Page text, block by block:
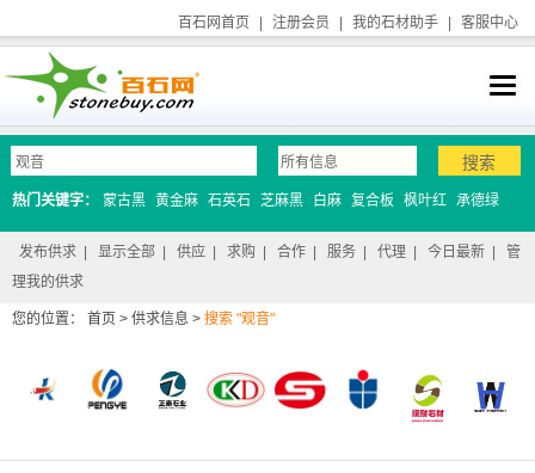
百石网首页 注册会员 我的石材助手 客服中心
热门关键字： 蒙古黑 黄金麻 石英石 芝麻黑 白麻 复合板 枫叶红 承德绿
发布供求 显示全部 供应 求购 合作 服务 代理 今日最新
管
理我的供求
您的位置： 首页 > 供求信息 > 搜索 "观音"